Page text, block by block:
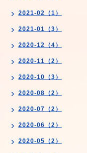
2021-02（1）
2021-01（3）
2020-12（4）
2020-11（2）
2020-10（3）
2020-08（2）
2020-07（2）
2020-06（2）
2020-05（2）